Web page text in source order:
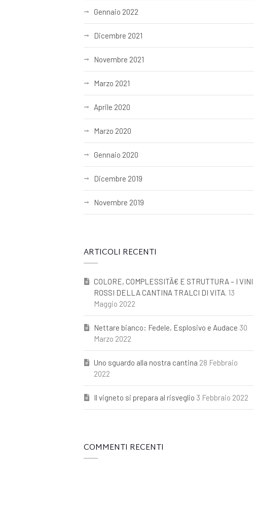
Gennaio 2022
Dicembre 2021
Novembre 2021
Marzo 2021
Aprile 2020
Marzo 2020
Gennaio 2020
Dicembre 2019
Novembre 2019
ARTICOLI RECENTI
COLORE, COMPLESSITÃ€ E STRUTTURA – I VINI
ROSSI DELLA CANTINA TRALCI DI VITA. 13
Maggio 2022
Nettare bianco: Fedele, Esplosivo e Audace 30
Marzo 2022
Uno sguardo alla nostra cantina 28 Febbraio
2022
Il vigneto si prepara al risveglio 3 Febbraio 2022
COMMENTI RECENTI